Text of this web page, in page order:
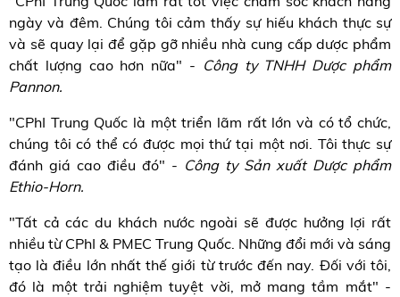
ngày và đêm. Chúng tôi cảm thấy sự hiếu khách thực sự
và sẽ quay lại để gặp gỡ nhiều nhà cung cấp dược phẩm
chất lượng cao hơn nữa" - Công ty TNHH Dược phẩm
Pannon.
"CPhI Trung Quốc là một triển lãm rất lớn và có tổ chức,
chúng tôi có thể có được mọi thứ tại một nơi. Tôi thực sự
đánh giá cao điều đó" - Công ty Sản xuất Dược phẩm
Ethio-Horn.
"Tất cả các du khách nước ngoài sẽ được hưởng lợi rất
nhiều từ CPhI & PMEC Trung Quốc. Những đổi mới và sáng
tạo là điều lớn nhất thế giới từ trước đến nay. Đối với tôi,
đó là một trải nghiệm tuyệt vời, mở mang tầm mắt" -